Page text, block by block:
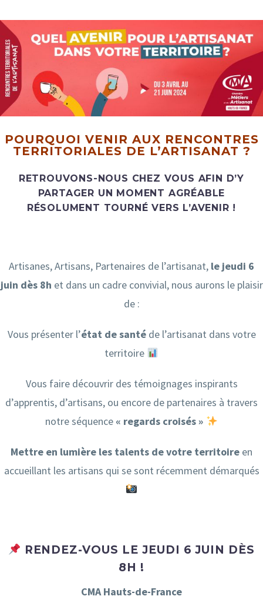
POURQUOI VENIR AUX RENCONTRES
TERRITORIALES DE L’ARTISANAT ?
RETROUVONS-NOUS CHEZ VOUS AFIN D’Y
PARTAGER UN MOMENT AGRÉABLE
RÉSOLUMENT TOURNÉ VERS L’AVENIR !
Artisanes, Artisans, Partenaires de l’artisanat, le jeudi 6
juin dès 8h et dans un cadre convivial, nous aurons le plaisir
de :
Vous présenter l’état de santéde l’artisanat dans votre
territoire
Vous faire découvrir des témoignages inspirants
d’apprentis, d’artisans, ou encore de partenaires à travers
notre séquence « regards croisés »
Mettre en lumière les talents de votre territoire en
accueillant les artisans qui se sont récemment démarqués
RENDEZ-VOUS LE JEUDI 6 JUIN DÈS
8H !
CMA Hauts-de-France